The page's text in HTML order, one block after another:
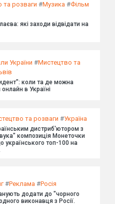
та розваги #Музика #Фільм
які заходи відвідати на
України #Мистецтво та
коли та де можна
в Україні
та розваги #Україна
дистриб'ютором з
композиція Монеточки
українського топ-100 на
#Реклама #Росія
додати до "чорного
виконавця з Росії.